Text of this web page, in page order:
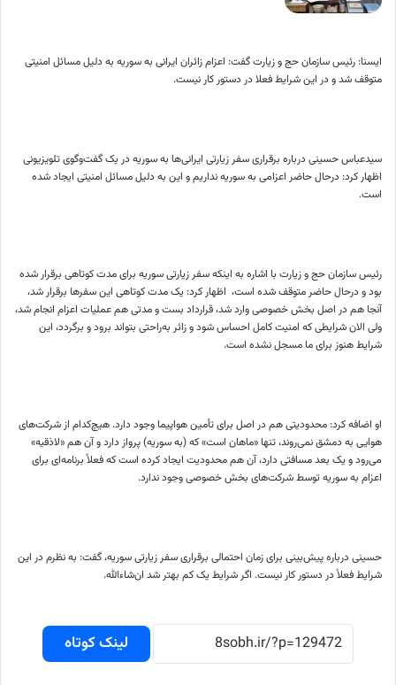
ایسنا: رئیس سازمان حج و زیارت گفت: اعزام زائران ایرانی به سوریه به دلیل مسائل امنیتی
متوقف شد و در این شرایط فعلا در دستور کار نیست.
سیدعباس حسینی درباره برقراری سفر زیارتی ایرانی‌ها به سوریه در یک گفت‌وگوی تلویزیونی
اظهار کرد: درحال حاضر اعزامی به سوریه نداریم و این به دلیل مسائل امنیتی ایجاد شده
است.
رئیس سازمان حج و زیارت با اشاره به اینکه سفر زیارتی سوریه برای مدت کوتاهی برقرار شده
بود و درحال حاضر متوقف شده است، ‌ اظهار کرد: یک مدت کوتاهی این سفرها برقرار شد،
آنجا هم در اصل بخش خصوصی وارد شد، قرارداد بست و مدتی هم عملیات اعزام انجام شد،
ولی الان شرایطی که امنیت کامل احساس شود و زائر به‌راحتی بتواند برود و برگردد، این
شرایط هنوز برای ما مسجل نشده است.
او اضافه کرد: محدودیتی هم در اصل برای تأمین هواپیما وجود دارد. هیچ‌کدام از شرکت‌های
هوایی به دمشق نمی‌روند، تنها «ماهان است» که (به سوریه) پرواز دارد و آن هم «لاذقیه»
می‌رود و یک بعد مسافتی دارد، آن هم محدودیت ایجاد کرده است که فعلاً برنامه‌ای برای
اعزام به سوریه توسط شرکت‌های بخش خصوصی وجود ندارد.
حسینی درباره پیش‌بینی برای زمان احتمالی برقراری سفر زیارتی سوریه، گفت: به نظرم در این
شرایط فعلاً در دستور کار نیست. اگر شرایط یک کم بهتر شد ان‌شاءالله.
لینک کوتاه